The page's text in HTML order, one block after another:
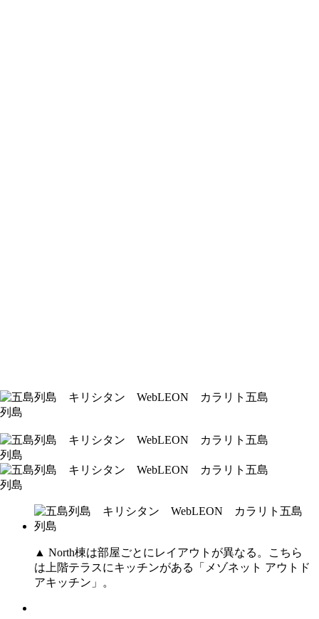
▲ North棟は部屋ごとにレイアウトが異なる。こちら
は上階テラスにキッチンがある「メゾネット アウトド
アキッチン」。